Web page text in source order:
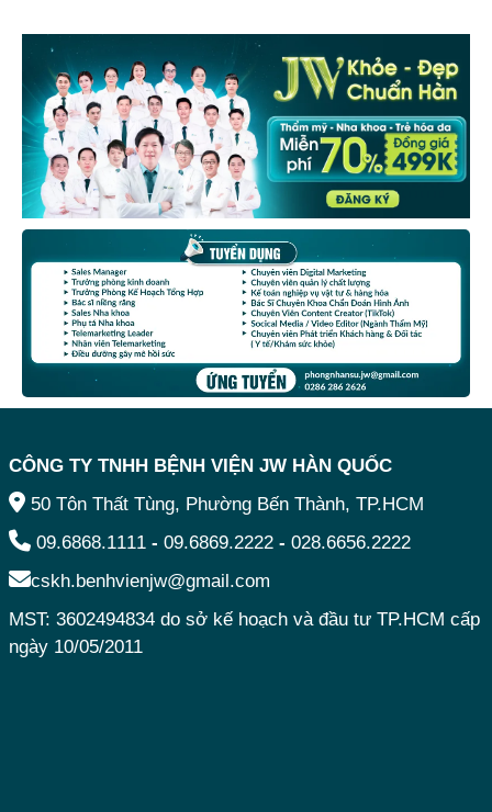
CÔNG TY TNHH BỆNH VIỆN JW HÀN QUỐC
50 Tôn Thất Tùng, Phường Bến Thành, TP.HCM
09.6868.1111 - 09.6869.2222 - 028.6656.2222
cskh.benhvienjw@gmail.com
MST: 3602494834 do sở kế hoạch và đầu tư TP.HCM cấp
ngày 10/05/2011